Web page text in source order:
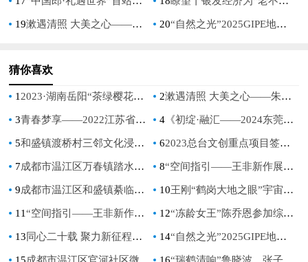
19漱遇清照 大美之心——朱曜奎艺术展在北京第15届宋庄文化艺术季开幕 20“自然之光”2025GIPE地理标志青少年儿童艺术双年展在京启动
猜你喜欢
1 2023·湖南岳阳“茶绿樱花红·洞庭春”茶文化节 2漱遇清照 大美之心——朱曜奎艺术展在北京第15届宋庄文化艺术季开幕
3青春梦享——2022江苏省青年美术家协会新人作品展隆重开幕 4《初绽·融汇——2024东莞市油画家提名展》跨界艺术盛宴璀璨开幕
5和盛镇渡桥村三邻文化浸润项目开展老年人摔伤护理培训活动 62023总台文创重点项目签约成功与广东出品传媒达成战略合作
7成都市温江区万春镇踏水桥社区开展“垃圾分类久久为功，便民利民人人受益”主题活动 8“空间指引——王非新作展” 在北京798桥空间展出
9成都市温江区和盛镇綦临社区美丽綦临·我爱我家项目开展环保酵素制作培训活动 10王刚“鹤岗大地之眼”宇宙生态艺术项目正式落成
11“空间指引——王非新作展”在北京798桥艺术空间展出 12“冻龄女王”陈乔恩参加综艺《你好星朋友》节目化身职业打工人
13同心二十载 聚力新征程丨国寿寿险启动上市二十周年纪念活动 14“自然之光”2025GIPE地理标志青少年儿童艺术双年展在京启动
15成都市温江区官河社区微网赋能·动力官河项目外出参访学习活动 16“瑞鹤清响”鲁晓波、张子康和谢小铨湾区艺术行·澳门书画作品展顺利开幕